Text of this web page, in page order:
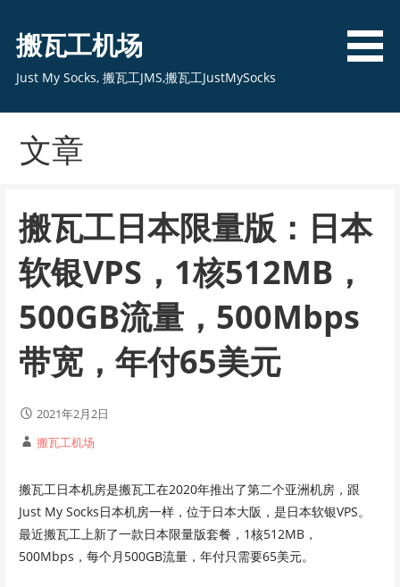
搬瓦工机场
Just My Socks, 搬瓦工JMS,搬瓦工JustMySocks
文章
搬瓦工日本限量版：日本
软银VPS，1核512MB，
500GB流量，500Mbps
带宽，年付65美元
2021年2月2日
搬瓦工机场
搬瓦工日本机房是搬瓦工在2020年推出了第二个亚洲机房，跟
Just My Socks日本机房一样，位于日本大阪，是日本软银VPS。
最近搬瓦工上新了一款日本限量版套餐，1核512MB，
500Mbps，每个月500GB流量，年付只需要65美元。